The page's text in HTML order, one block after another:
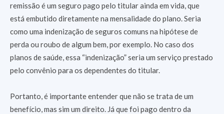
remissão é um seguro pago pelo titular ainda em vida, que
está embutido diretamente na mensalidade do plano. Seria
como uma indenização de seguros comuns na hipótese de
perda ou roubo de algum bem, por exemplo. No caso dos
planos de saúde, essa “indenização” seria um serviço prestado
pelo convênio para os dependentes do titular.
Portanto, é importante entender que não se trata de um
benefício, mas sim um direito. Já que foi pago dentro da